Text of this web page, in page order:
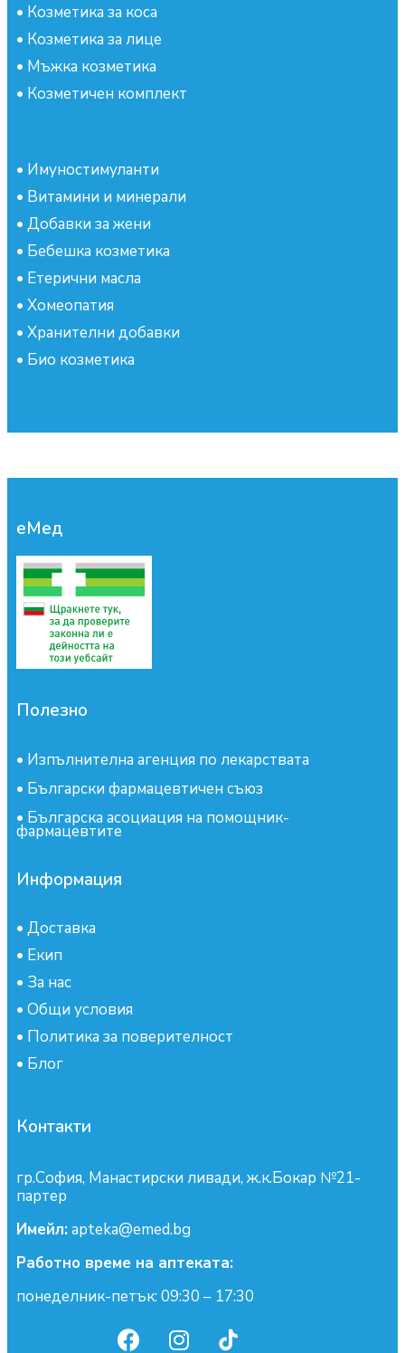
• Козметика за коса
• Козметика за лице
• Мъжка козметика
• Козметичен комплект
• Имуностимуланти
• Витамини и минерали
• Добавки за жени
• Бебешка козметика
• Етерични масла
• Хомеопатия
• Хранителни добавки
• Био козметика
еМед
Полезно
• Изпълнителна агенция по лекарствата
• Български фармацевтичен съюз
• Българска асоциация на помощник-
фармацевтите
Информация
• Доставка
• Екип
• За нас
• Общи условия
• Политика за поверителност
• Блог
Контакти
гр.София, Манастирски ливади, ж.к.Бокар №21-
партер
Имейл:apteka@emed.bg
Работно време на аптеката:
понеделник-петък: 09:30 – 17:30